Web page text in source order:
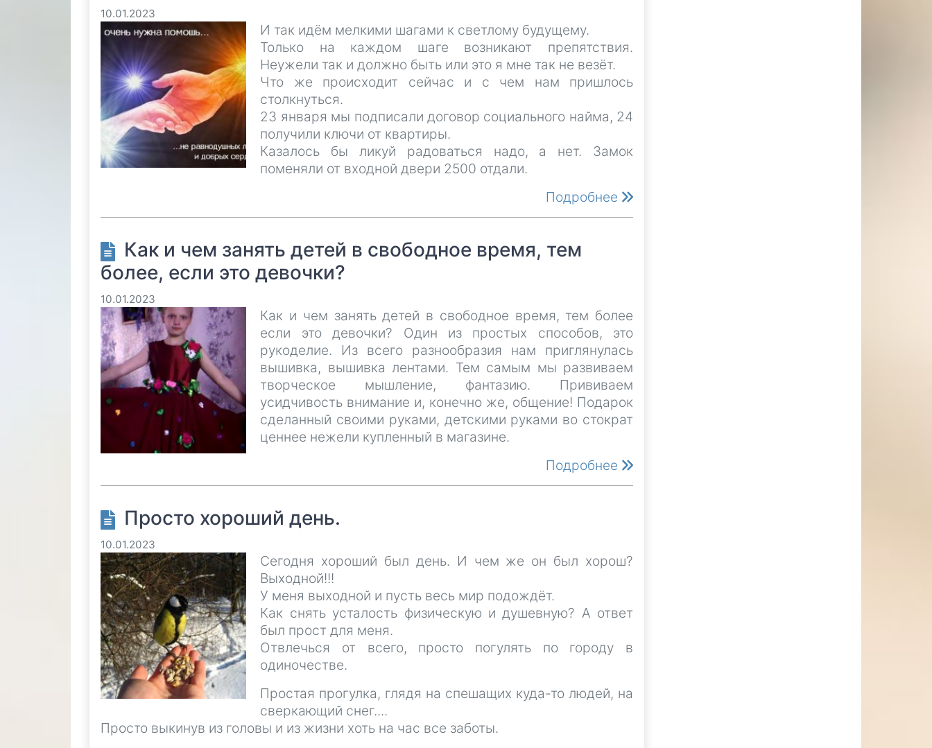
10.01.2023
И так идём мелкими шагами к светлому будущему.
Только на каждом шаге возникают препятствия.
Неужели так и должно быть или это я мне так не везёт.
Что же происходит сейчас и с чем нам пришлось
столкнуться.
23 января мы подписали договор социального найма, 24
получили ключи от квартиры.
Казалось бы ликуй радоваться надо, а нет. Замок
поменяли от входной двери 2500 отдали.
Подробнее
Как и чем занять детей в свободное время, тем
более, если это девочки?
10.01.2023
Как и чем занять детей в свободное время, тем более
если это девочки? Один из простых способов, это
рукоделие. Из всего разнообразия нам приглянулась
вышивка, вышивка лентами. Тем самым мы развиваем
творческое мышление, фантазию. Прививаем
усидчивость внимание и, конечно же, общение! Подарок
сделанный своими руками, детскими руками во стократ
ценнее нежели купленный в магазине.
Подробнее
Просто хороший день.
10.01.2023
Сегодня хороший был день. И чем же он был хорош?
Выходной!!!
У меня выходной и пусть весь мир подождёт.
Как снять усталость физическую и душевную? А ответ
был прост для меня.
Отвлечься от всего, просто погулять по городу в
одиночестве.
Простая прогулка, глядя на спешащих куда-то людей, на
сверкающий снег....
Просто выкинув из головы и из жизни хоть на час все заботы.